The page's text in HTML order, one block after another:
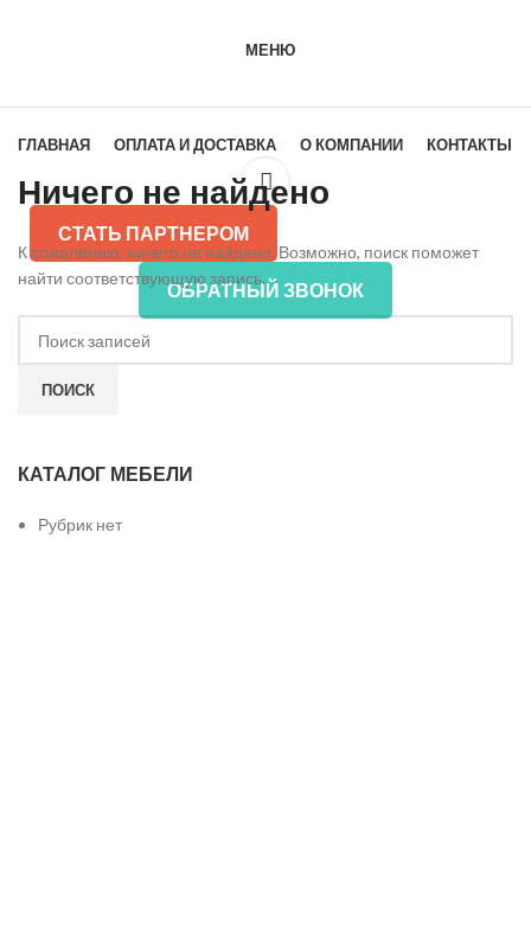
МЕНЮ
ГЛАВНАЯ ОПЛАТА И ДОСТАВКА О КОМПАНИИ КОНТАКТЫ
СТАТЬ ПАРТНЕРОМ
ОБРАТНЫЙ ЗВОНОК
Ничего не найдено
К сожалению, ничего не найдено. Возможно, поиск поможет
найти соответствующую запись.
ПОИСК
КАТАЛОГ МЕБЕЛИ
Рубрик нет